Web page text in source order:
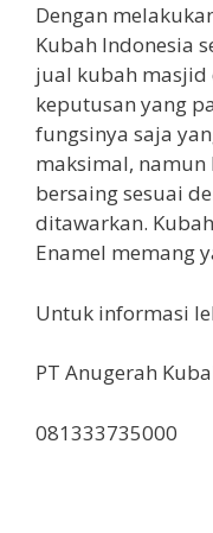
Dengan
Kubah Indonesia
jual kubah masjid
keputusan yang
fungsinya saja
maksimal,
bersaing sesuai
ditawarkan.
Enamel memang
Untuk informasi
PT Anugerah
081333735000